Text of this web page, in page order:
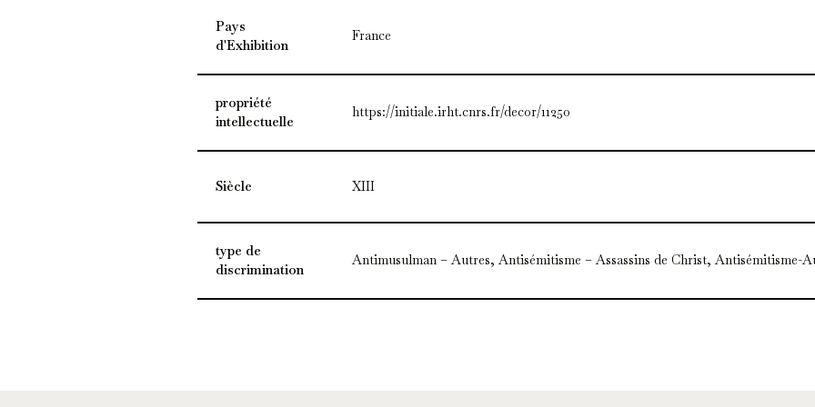
Pays
d'Exhibition
France
propriété
intellectuelle
https://initiale.irht.cnrs.fr/decor/11250
Siècle XIII
type de
discrimination
Antimusulman – Autres, Antisémitisme – Assassins de Christ, Antisémitisme-